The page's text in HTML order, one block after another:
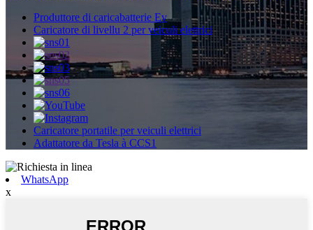
Produttore di caricabatterie Ev
Caricatore di livellu 2 per veiculi elettrici
Caricatore portatile per veiculi elettrici
Adattatore da Tesla à CCS1
WhatsApp
x